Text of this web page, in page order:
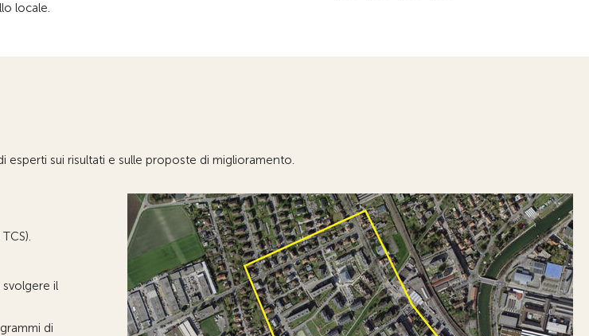
locale.
sui risultati e sulle proposte di miglioramento.
il
di